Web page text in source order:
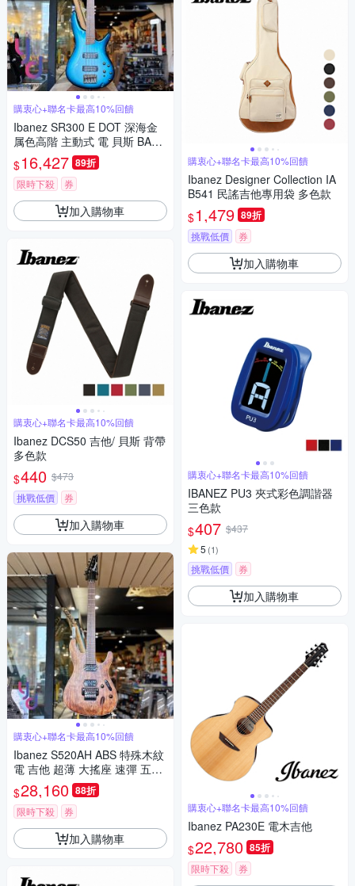
購衷心+聯名卡最高10%回饋
Ibanez SR300 E DOT 深海金
属色高階 主動式 電 貝斯 BASS
公司貨 印尼廠 公司貨
$16,427 89折
限時下殺 券
加入購物車
購衷心+聯名卡最高10%回饋
Ibanez DCS50 吉他/ 貝斯 背帶
多色款
$440 $473
挑戰低價
券
加入購物車
購衷心+聯名卡最高10%回饋
Ibanez S520AH ABS 特殊木紋
電 吉他 超薄 大搖座 速彈 五段
音色 Wizard III 琴頸
$28,160 88折
限時下殺 券
加入購物車
購衷心+聯名卡最高10%回饋
Ibanez Designer Collection IA
B541 民謠吉他專用袋 多色款
$1,479 89折
挑戰低價 券
加入購物車
購衷心+聯名卡最高10%回饋
IBANEZ PU3 夾式彩色調諧器
三色款
$407 $437
5 (1)
挑戰低價 券
加入購物車
購衷心+聯名卡最高10%回饋
Ibanez PA230E 電木吉他
$22,780 85折
限時下殺 券